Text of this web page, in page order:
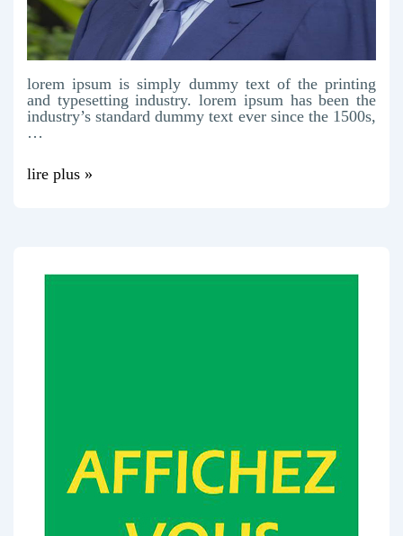
lorem ipsum is simply dummy text of the printing
and typesetting industry. lorem ipsum has been the
industry’s standard dummy text ever since the 1500s,
…
lire plus »